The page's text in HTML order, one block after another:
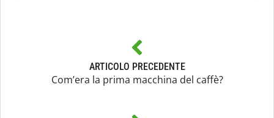
ARTICOLO PRECEDENTE
Com’era la prima macchina del caffè?